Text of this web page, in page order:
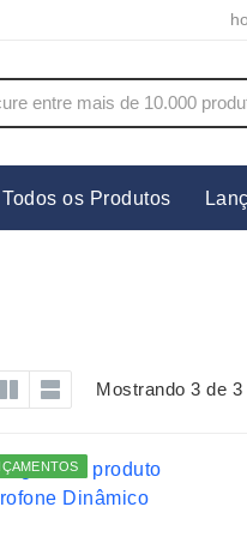
Executivos
Todos os Produtos
Mostrando 3 de 3